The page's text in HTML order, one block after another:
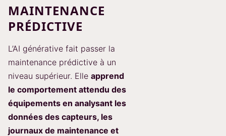
MAINTENANCE
PRÉDICTIVE
L’AI générative fait passer la
maintenance prédictive à un
niveau supérieur. Elle apprend
le comportement attendu des
équipements en analysant les
données des capteurs, les
journaux de maintenance et